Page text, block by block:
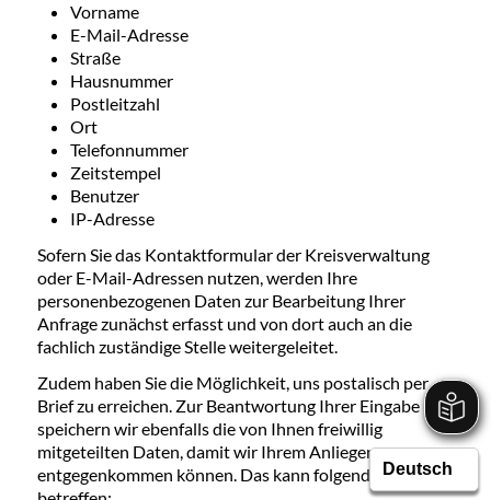
Vorname
E-Mail-Adresse
Straße
Hausnummer
Postleitzahl
Ort
Telefonnummer
Zeitstempel
Benutzer
IP-Adresse
Sofern Sie das Kontaktformular der Kreisverwaltung
oder E-Mail-Adressen nutzen, werden Ihre
personenbezogenen Daten zur Bearbeitung Ihrer
Anfrage zunächst erfasst und von dort auch an die
fachlich zuständige Stelle weitergeleitet.
Zudem haben Sie die Möglichkeit, uns postalisch per
Brief zu erreichen. Zur Beantwortung Ihrer Eingabe
speichern wir ebenfalls die von Ihnen freiwillig
mitgeteilten Daten, damit wir Ihrem Anliegen
entgegenkommen können. Das kann folgende Daten